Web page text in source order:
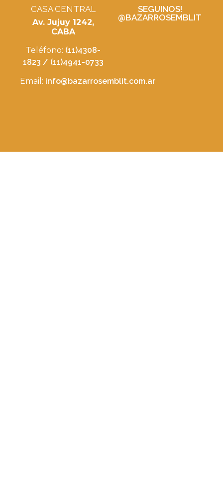
CASA CENTRAL
Av. Jujuy 1242,
CABA
Teléfono: (11)4308-
1823 / (11)4941-0733
Email: info@bazarrosemblit.com.ar
SEGUINOS!
@BAZARROSEMBLIT